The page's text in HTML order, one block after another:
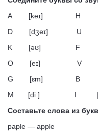
A [keɪ] H
D [dʒeɪ] U
K [əʊ] F
O [eɪ] V
G [ɛm] B
M [diː] I
Составьте слова из
paple — apple